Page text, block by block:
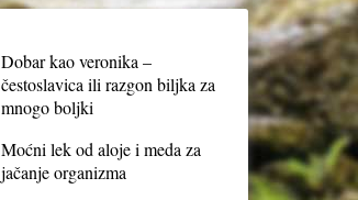
Dobar kao veronika –
čestoslavica ili razgon biljka za
mnogo boljki
Moćni lek od aloje i meda za
jačanje organizma